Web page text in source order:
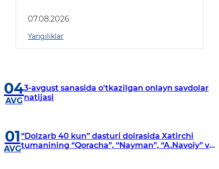
07.08.2026
Yangiliklar
04
AVG
3-avgust sanasida o'tkazilgan onlayn savdolar
natijasi
01
AVG
“Dolzarb 40 kun” dasturi doirasida Xatirchi
tumanining “Qoracha”, “Nayman”, “A.Navoiy” va